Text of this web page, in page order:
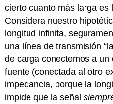
cierto cuanto más larga es
Considera nuestro
longitud infinita,
una línea de transmisión
de carga conectemos a
fuente (conectada al otro
impedancia, porque la
impide que la señal